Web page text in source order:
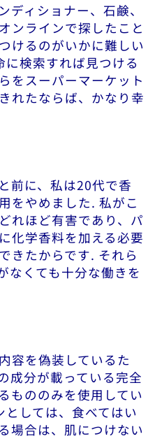
ディショナー、石鹸、
ンラインで探したこと
けるのがいかに難しい
検索すれば見つける
をスーパーマーケット
れたならば、かなり幸
前に、私は20代で香
をやめました. 私がこ
れほど有害であり、パ
化学香料を加える必要
きたからです. それら
なくても十分な働きを
容を偽装しているた
成分が載っている完全
もののみを使用してい
しては、食べてはい
場合は、肌につけない